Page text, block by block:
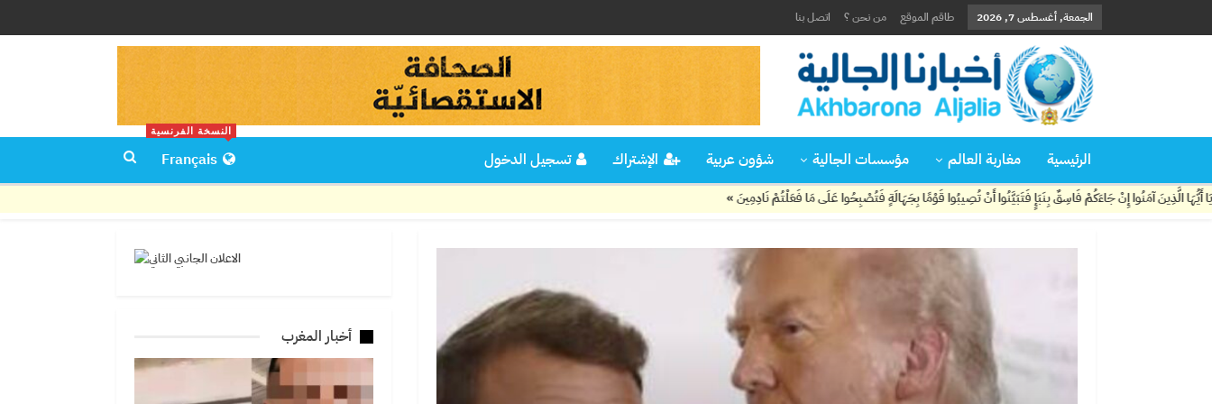
الجمعة, أغسطس 7, 2026 طاقم الموقع من نحن ؟ اتصل بنا
الرئيسية مغاربة العالم مؤسسات الجالية شؤون عربية الإشتراك تسجيل الدخول Français
النسخة الفرنسية
إِنْ جَاءَكُمْ فَاسِقٌ بِنَبَإٍ فَتَبَيَّنُوا أَنْ تُصِيبُوا قَوْمًا بِجَهَالَةٍ فَتُصْبِحُوا عَلَى مَا فَعَلْتُمْ نَادِمِينَ »
أخبار المغرب